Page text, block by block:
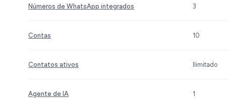
Números de WhatsApp integrados 3
Contas 10
Contatos ativos Ilimitado
Agente de IA 1